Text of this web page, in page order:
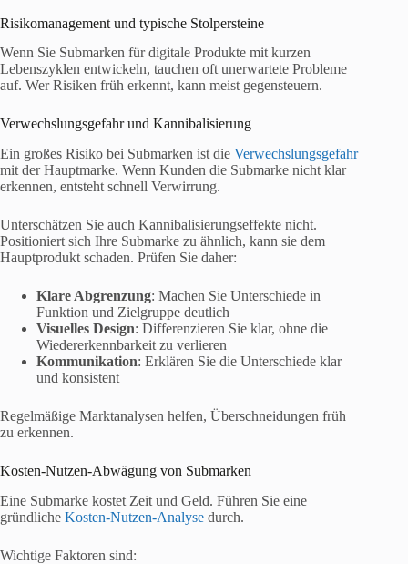
Risikomanagement und typische Stolpersteine
Wenn Sie Submarken für digitale Produkte mit kurzen
Lebenszyklen entwickeln, tauchen oft unerwartete Probleme
auf. Wer Risiken früh erkennt, kann meist gegensteuern.
Verwechslungsgefahr und Kannibalisierung
Ein großes Risiko bei Submarken ist die Verwechslungsgefahr
mit der Hauptmarke. Wenn Kunden die Submarke nicht klar
erkennen, entsteht schnell Verwirrung.
Unterschätzen Sie auch Kannibalisierungseffekte nicht.
Positioniert sich Ihre Submarke zu ähnlich, kann sie dem
Hauptprodukt schaden. Prüfen Sie daher:
Klare Abgrenzung: Machen Sie Unterschiede in
Funktion und Zielgruppe deutlich
Visuelles Design: Differenzieren Sie klar, ohne die
Wiedererkennbarkeit zu verlieren
Kommunikation: Erklären Sie die Unterschiede klar
und konsistent
Regelmäßige Marktanalysen helfen, Überschneidungen früh
zu erkennen.
Kosten-Nutzen-Abwägung von Submarken
Eine Submarke kostet Zeit und Geld. Führen Sie eine
gründliche Kosten-Nutzen-Analyse durch.
Wichtige Faktoren sind: